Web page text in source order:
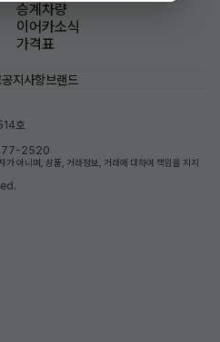
승계차량
이어카소식
가격표
공지사항브랜드
호
2520
가 아니며, 상품, 거래정보, 거래에 대하여 책임을 지지